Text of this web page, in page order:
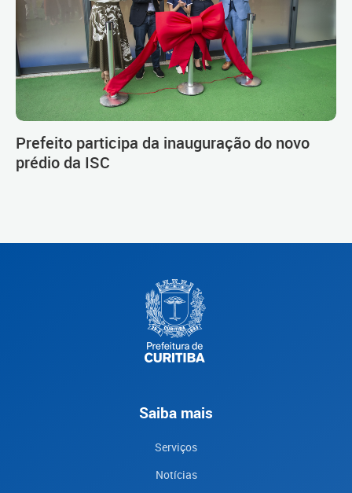
Prefeito participa da inauguração do novo
prédio da ISC
Saiba mais
Serviços
Notícias